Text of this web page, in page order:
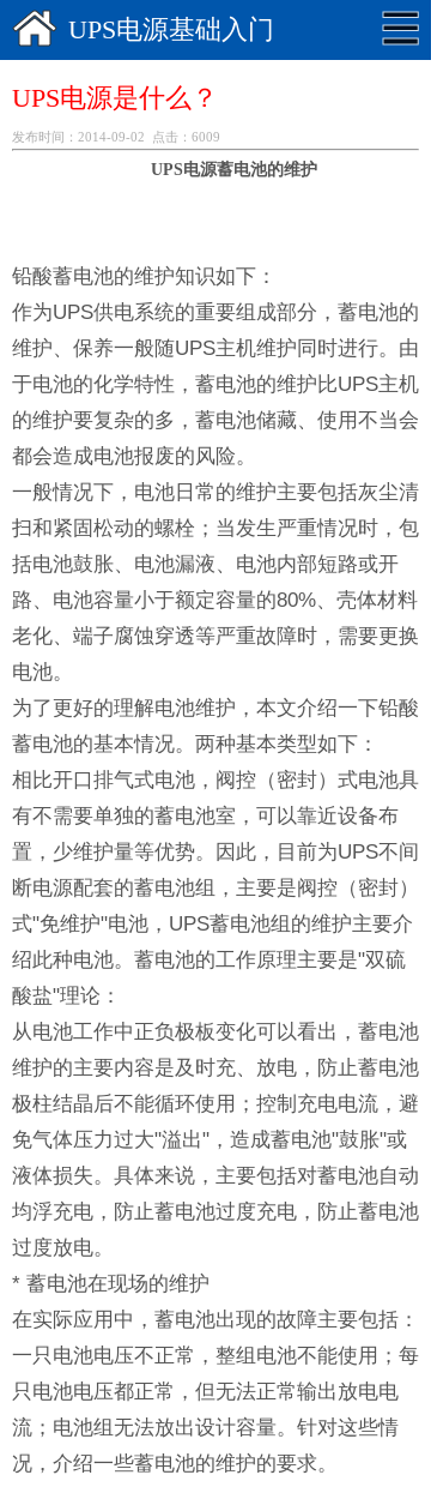
UPS电源基础入门
UPS电源是什么？
发布时间：2014-09-02 点击：6009
UPS电源蓄电池的维护
铅酸蓄电池的维护知识如下：
作为UPS供电系统的重要组成部分，蓄电池的
维护、保养一般随UPS主机维护同时进行。由
于电池的化学特性，蓄电池的维护比UPS主机
的维护要复杂的多，蓄电池储藏、使用不当会
都会造成电池报废的风险。
一般情况下，电池日常的维护主要包括灰尘清
扫和紧固松动的螺栓；当发生严重情况时，包
括电池鼓胀、电池漏液、电池内部短路或开
路、电池容量小于额定容量的80%、壳体材料
老化、端子腐蚀穿透等严重故障时，需要更换
电池。
为了更好的理解电池维护，本文介绍一下铅酸
蓄电池的基本情况。两种基本类型如下：
相比开口排气式电池，阀控（密封）式电池具
有不需要单独的蓄电池室，可以靠近设备布
置，少维护量等优势。因此，目前为UPS不间
断电源配套的蓄电池组，主要是阀控（密封）
式"免维护"电池，UPS蓄电池组的维护主要介
绍此种电池。蓄电池的工作原理主要是"双硫
酸盐"理论：
从电池工作中正负极板变化可以看出，蓄电池
维护的主要内容是及时充、放电，防止蓄电池
极柱结晶后不能循环使用；控制充电电流，避
免气体压力过大"溢出"，造成蓄电池"鼓胀"或
液体损失。具体来说，主要包括对蓄电池自动
均浮充电，防止蓄电池过度充电，防止蓄电池
过度放电。
* 蓄电池在现场的维护
在实际应用中，蓄电池出现的故障主要包括：
一只电池电压不正常，整组电池不能使用；每
只电池电压都正常，但无法正常输出放电电
流；电池组无法放出设计容量。针对这些情
况，介绍一些蓄电池的维护的要求。